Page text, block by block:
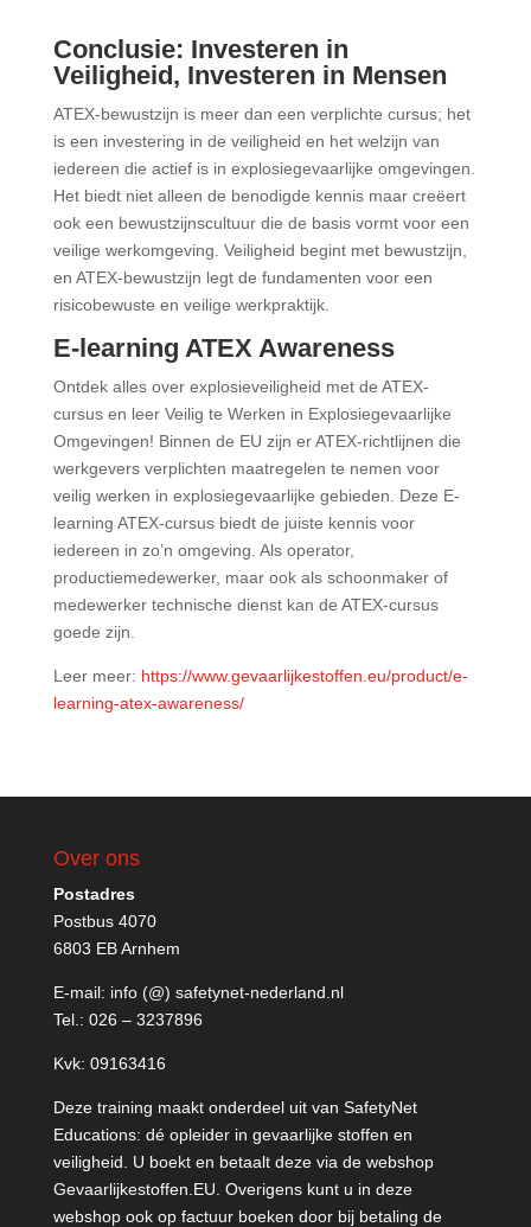
Conclusie: Investeren in
Veiligheid, Investeren in Mensen
ATEX-bewustzijn is meer dan een verplichte cursus; het
is een investering in de veiligheid en het welzijn van
iedereen die actief is in explosiegevaarlijke omgevingen.
Het biedt niet alleen de benodigde kennis maar creëert
ook een bewustzijnscultuur die de basis vormt voor een
veilige werkomgeving. Veiligheid begint met bewustzijn,
en ATEX-bewustzijn legt de fundamenten voor een
risicobewuste en veilige werkpraktijk.
E-learning ATEX Awareness
Ontdek alles over explosieveiligheid met de ATEX-
cursus en leer Veilig te Werken in Explosiegevaarlijke
Omgevingen! Binnen de EU zijn er ATEX-richtlijnen die
werkgevers verplichten maatregelen te nemen voor
veilig werken in explosiegevaarlijke gebieden. Deze E-
learning ATEX-cursus biedt de juiste kennis voor
iedereen in zo’n omgeving. Als operator,
productiemedewerker, maar ook als schoonmaker of
medewerker technische dienst kan de ATEX-cursus
goede zijn.
Leer meer: https://www.gevaarlijkestoffen.eu/product/e-
learning-atex-awareness/
Over ons
Postadres
Postbus 4070
6803 EB Arnhem
E-mail: info (@) safetynet-nederland.nl
Tel.: 026 – 3237896
Kvk: 09163416
Deze training maakt onderdeel uit van SafetyNet
Educations: dé opleider in gevaarlijke stoffen en
veiligheid. U boekt en betaalt deze via de webshop
Gevaarlijkestoffen.EU . Overigens kunt u in deze
webshop ook op factuur boeken door bij betaling de